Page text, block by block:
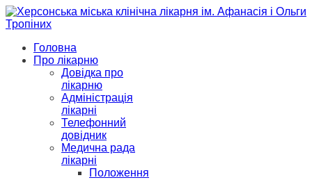
Головна
Про лікарню
Довідка про
лікарню
Адміністрація
лікарні
Телефонний
довідник
Медична рада
лікарні
Положення